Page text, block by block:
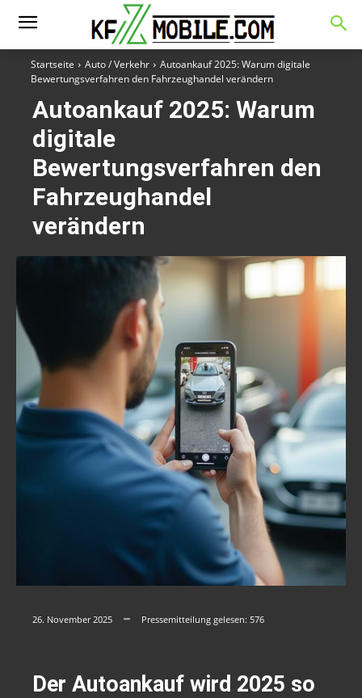
Startseite Auto / Verkehr
Autoankauf 2025: Warum digitale
Bewertungsverfahren den Fahrzeughandel verändern
Autoankauf 2025: Warum
digitale
Bewertungsverfahren den
Fahrzeughandel
verändern
26. November 2025 Pressemitteilung gelesen: 576
Der Autoankauf wird 2025 so